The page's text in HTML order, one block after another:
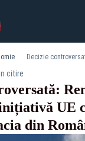
citire
UE
din